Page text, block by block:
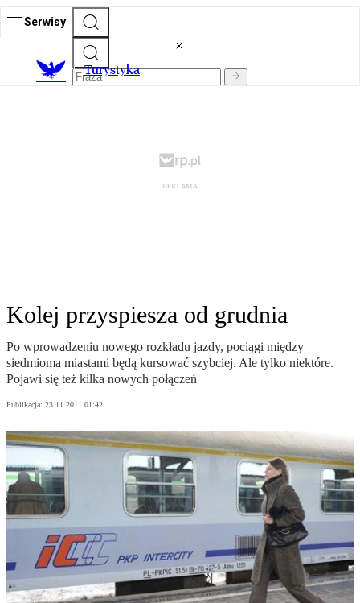
Serwisy
Turystyka
Kolej przyspiesza od grudnia
Po wprowadzeniu nowego rozkładu jazdy, pociągi między
siedmioma miastami będą kursować szybciej. Ale tylko niektóre.
Pojawi się też kilka nowych połączeń
Publikacja: 23.11.2011 01:42